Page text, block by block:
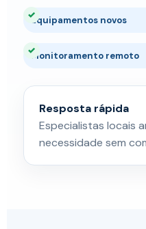
Equipamentos novos
Monitoramento remoto
Resposta rápida
Especialistas locais
necessidade sem